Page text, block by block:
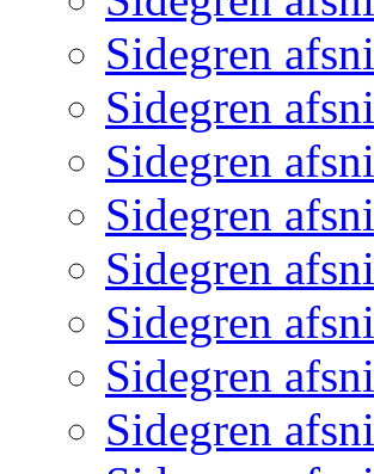
Sidegren
Sidegren
Sidegren
Sidegren
Sidegren
Sidegren
Sidegren
Sidegren